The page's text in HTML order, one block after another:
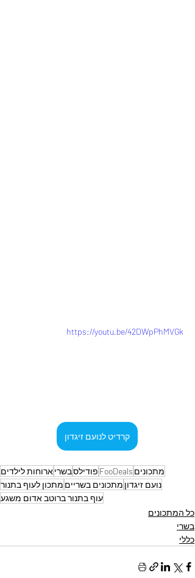
https://youtu.be/42DWpPhMVGk
קרדיט לנועם זיגדון
מתכונים FooDeals פודילסבשריארוחות לילדים
נועם זיגדון מתכונים בשריים מתכון לעוף בתנור
עוף בתנור ברוטב אדום משגע
כל המתכונים
בשרי
כללי